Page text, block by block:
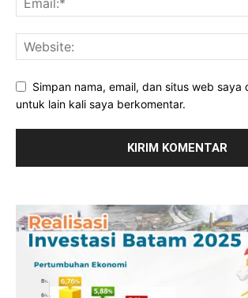
Simpan nama, email, dan situs web saya
untuk lain kali saya berkomentar.